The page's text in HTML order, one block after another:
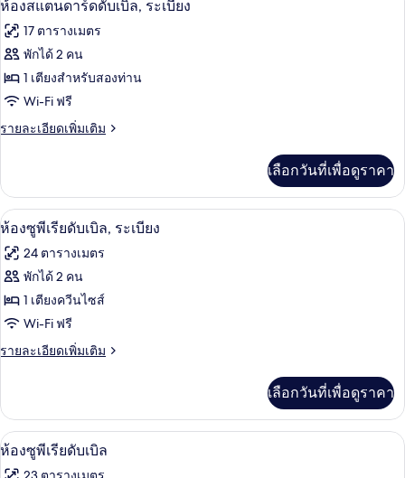
ดับเบิล
ภาพถ่าย
ทั้งหมด
ของ
ห้อง
สแตนดาร์ด
ระเบียง
ห้องสแตนดาร์ดดับเบิล, ระเบียง
17 ตารางเมตร
พักได้ 2 คน
1 เตียงสำหรับสองท่าน
Wi-Fi ฟรี
รายละเอียดเพิ่มเติม
ราย
เกี่ยว
กับ
ห้อง
สแตนดาร์ด
ดับเบิล,
ระเบียง
เลือกวันที่เพื่อดูราคา
เปิด
ภาพถ่าย
ทั้งหมด
ของ
ห้อง
ซู
เรียดั
บเบิล,
ระเบียง
ห้องซูพีเรียดับเบิล, ระเบียง | เครื่องน
7
ห้องซูพีเรียดับเบิล, ระเบียง
24 ตารางเมตร
พักได้ 2 คน
1 เตียงควีนไซส์
Wi-Fi ฟรี
รายละเอียดเพิ่มเติม
ราย
เกี่ยว
กับ
ห้อง
เลือกวันที่เพื่อดูราคา
เปิด
ภาพถ่าย
ห้องซูพีเรียดับเบิล | เครื่องนอนระดับพ
8
ห้องซูพีเรียดับเบิล